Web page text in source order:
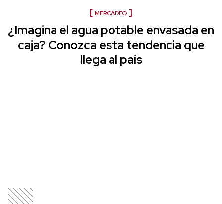
MERCADEO
¿Imagina el agua potable envasada en
caja? Conozca esta tendencia que
llega al país